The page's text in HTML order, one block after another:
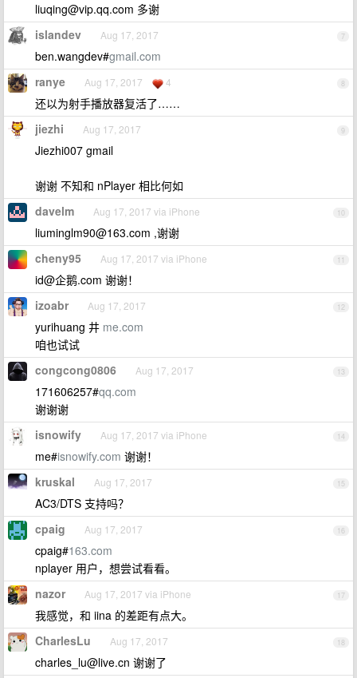
liuqing@vip.qq.com 多谢
7
islandev Aug 17, 2017
ben.wangdev#gmail.com
8
ranye Aug 17, 2017 4
还以为射手播放器复活了……
9
jiezhi Aug 17, 2017
Jiezhi007 gmail
谢谢 不知和 nPlayer 相比何如
10
davelm Aug 17, 2017 via iPhone
liuminglm90@163.com ,谢谢
11
cheny95 Aug 17, 2017 via iPhone
id@企鹅.com 谢谢！
12
izoabr Aug 17, 2017
yurihuang 井 me.com
咱也试试
13
congcong0806 Aug 17, 2017
171606257#qq.com
谢谢谢
14
isnowify Aug 17, 2017 via iPhone
me#isnowify.com 谢谢！
15
kruskal Aug 17, 2017
AC3/DTS 支持吗？
16
cpaig Aug 17, 2017
cpaig#163.com
nplayer 用户，想尝试看看。
17
nazor Aug 17, 2017 via iPhone
我感觉，和 iina 的差距有点大。
18
CharlesLu Aug 17, 2017
charles_lu@live.cn 谢谢了